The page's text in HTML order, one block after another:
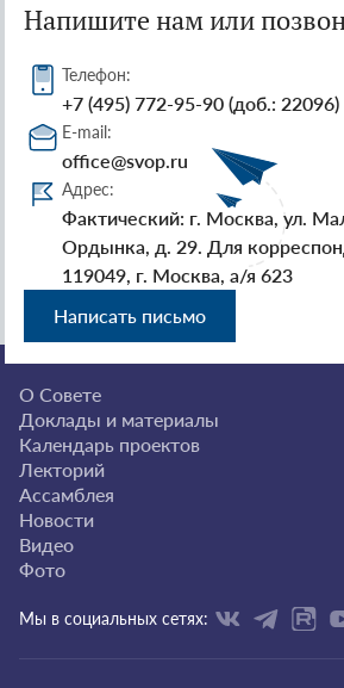
Напишите нам или
Телефон:
+7 (495) 772-95-90 (доб.: 22096)
E-mail:
office@svop.ru
Адрес:
Фактический: г. Москва, ул.
Ордынка, д. 29. Для
119049, г. Москва, а/я 623
Написать письмо
О Совете
Доклады и материалы
Календарь проектов
Лекторий
Ассамблея
Новости
Видео
Фото
Мы в социальных сетях: